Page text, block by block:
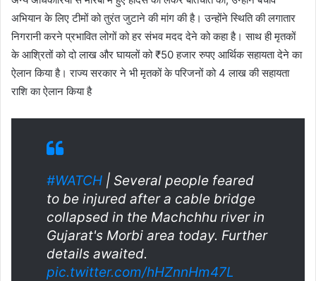
अभियान के लिए टीमों को तुरंत जुटाने की मांग की है। उन्होंने स्थिति की लगातार
निगरानी करने प्रभावित लोगों को हर संभव मदद देने को कहा है। साथ ही मृतकों
के आश्रितों को दो लाख और घायलों को ₹50 हजार रुपए आर्थिक सहायता देने का
ऐलान किया है। राज्य सरकार ने भी मृतकों के परिजनों को 4 लाख की सहायता
राशि का ऐलान किया है
#WATCH | Several people feared
to be injured after a cable bridge
collapsed in the Machchhu river in
Gujarat's Morbi area today. Further
details awaited.
pic.twitter.com/hHZnnHm47L